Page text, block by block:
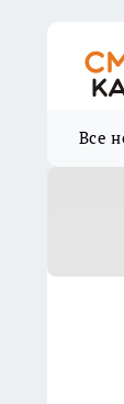
Все